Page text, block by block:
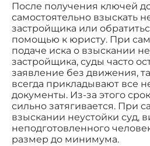
После получения ключей
самостоятельно взыскать
застройщика или
помощью к юристу. При
подаче иска о взыскании
застройщика, суды часто
заявление без движения,
всегда прикладывают все
документы. Из-за этого
сильно затягивается. При
взыскании неустойки суд,
неподготовленного
размер до минимума.